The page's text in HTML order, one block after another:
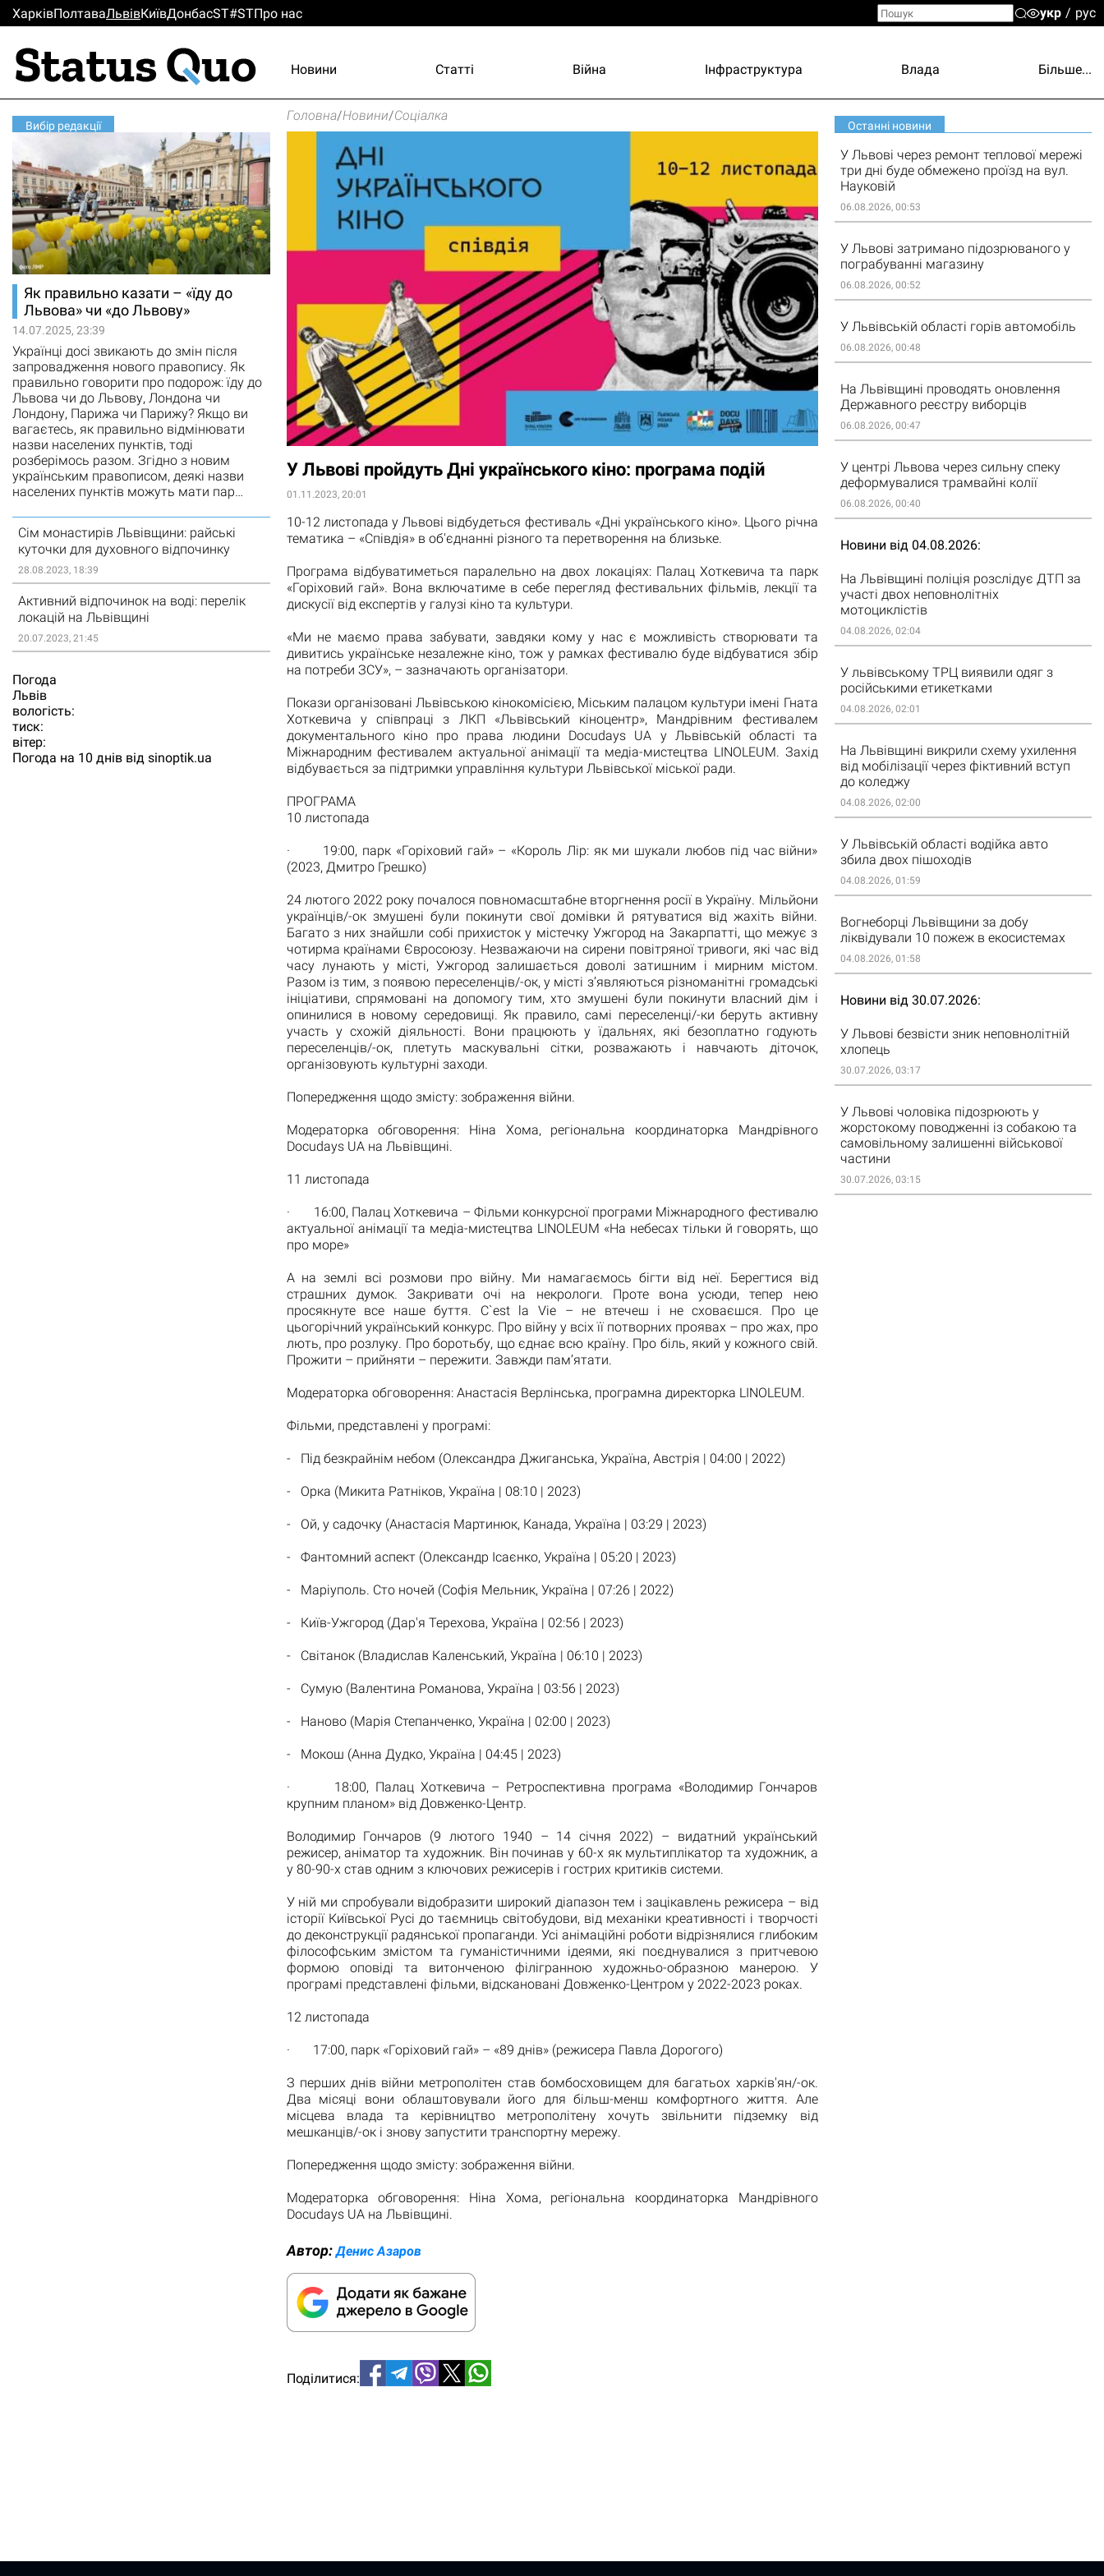
ХарківПолтаваЛьвiвКиïвДонбасST#STПро нас укр рус
Новини Статті Війна Інфраструктура Влада Більше...
Вибір редакції
Як правильно казати – «їду до
Львова» чи «до Львову»
14.07.2025, 23:39
Українці досі звикають до змін після
запровадження нового правопису. Як
правильно говорити про подорож: їду до
Львова чи до Львову, Лондона чи
Лондону, Парижа чи Парижу? Якщо ви
вагаєтесь, як правильно відмінювати
назви населених пунктів, тоді
розберімось разом. Згідно з новим
українським правописом, деякі назви
населених пунктів можуть мати пар…
Сім монастирів Львівщини: райські
куточки для духовного відпочинку
28.08.2023, 18:39
Активний відпочинок на воді: перелік
локацій на Львівщині
20.07.2023, 21:45
Погода
Львiв
вологість:
тиск:
вітер:
Погода на 10 днів від sinoptik.ua
Головна/Новини/Соціалка
У Львові пройдуть Дні українського кіно: програма подій
01.11.2023, 20:01
10-12 листопада у Львові відбудеться фестиваль «Дні українського кіно». Цього річна
тематика – «Співдія» в об'єднанні різного та перетворення на близьке.
Програма відбуватиметься паралельно на двох локаціях: Палац Хоткевича та парк
«Горіховий гай». Вона включатиме в себе перегляд фестивальних фільмів, лекції та
дискусії від експертів у галузі кіно та культури.
«Ми не маємо права забувати, завдяки кому у нас є можливість створювати та
дивитись українське незалежне кіно, тож у рамках фестивалю буде відбуватися збір
на потреби ЗСУ», – зазначають організатори.
Покази організовані Львівською кінокомісією, Міським палацом культури імені Гната
Хоткевича у співпраці з ЛКП «Львівський кіноцентр», Мандрівним фестивалем
документального кіно про права людини Docudays UA у Львівській області та
Міжнародним фестивалем актуальної анімації та медіа-мистецтва LINOLEUM. Захід
відбувається за підтримки управління культури Львівської міської ради.
ПРОГРАМА
10 листопада
· 19:00, парк «Горіховий гай» – «Король Лір: як ми шукали любов під час війни»
(2023, Дмитро Грешко)
24 лютого 2022 року почалося повномасштабне вторгнення росії в Україну. Мільйони
українців/-ок змушені були покинути свої домівки й рятуватися від жахіть війни.
Багато з них знайшли собі прихисток у містечку Ужгород на Закарпатті, що межує з
чотирма країнами Євросоюзу. Незважаючи на сирени повітряної тривоги, які час від
часу лунають у місті, Ужгород залишається доволі затишним і мирним містом.
Разом із тим, з появою переселенців/-ок, у місті з’являються різноманітні громадські
ініціативи, спрямовані на допомогу тим, хто змушені були покинути власний дім і
опинилися в новому середовищі. Як правило, самі переселенці/-ки беруть активну
участь у схожій діяльності. Вони працюють у їдальнях, які безоплатно годують
переселенців/-ок, плетуть маскувальні сітки, розважають і навчають діточок,
організовують культурні заходи.
Попередження щодо змісту: зображення війни.
Модераторка обговорення: Ніна Хома, регіональна координаторка Мандрівного
Docudays UA на Львівщині.
11 листопада
· 16:00, Палац Хоткевича – Фільми конкурсної програми Міжнародного фестивалю
актуальної анімації та медіа-мистецтва LINOLEUM «На небесах тільки й говорять, що
про море»
А на землі всі розмови про війну. Ми намагаємось бігти від неї. Берегтися від
страшних думок. Закривати очі на некрологи. Проте вона усюди, тепер нею
просякнуте все наше буття. C`est la Vie – не втечеш і не сховаєшся. Про це
цьогорічний український конкурс. Про війну у всіх її потворних проявах – про жах, про
лють, про розлуку. Про боротьбу, що єднає всю країну. Про біль, який у кожного свій.
Прожити – прийняти – пережити. Завжди пам’ятати.
Модераторка обговорення: Анастасія Верлінська, програмна директорка LINOLEUM.
Фільми, представлені у програмі:
- Під безкрайнім небом (Олександра Джиганська, Україна, Австрія | 04:00 | 2022)
- Орка (Микита Ратніков, Україна | 08:10 | 2023)
- Ой, у садочку (Анастасія Мартинюк, Канада, Україна | 03:29 | 2023)
- Фантомний аспект (Олександр Ісаєнко, Україна | 05:20 | 2023)
- Маріуполь. Сто ночей (Софія Мельник, Україна | 07:26 | 2022)
- Київ-Ужгород (Дар'я Терехова, Україна | 02:56 | 2023)
- Світанок (Владислав Каленський, Україна | 06:10 | 2023)
- Сумую (Валентина Романова, Україна | 03:56 | 2023)
- Наново (Марія Степанченко, Україна | 02:00 | 2023)
- Мокош (Анна Дудко, Україна | 04:45 | 2023)
· 18:00, Палац Хоткевича – Ретроспективна програма «Володимир Гончаров
крупним планом» від Довженко-Центр.
Володимир Гончаров (9 лютого 1940 – 14 січня 2022) – видатний український
режисер, аніматор та художник. Він починав у 60-х як мультиплікатор та художник, а
у 80-90-х став одним з ключових режисерів і гострих критиків системи.
У ній ми спробували відобразити широкий діапазон тем і зацікавлень режисера – від
історії Київської Русі до таємниць світобудови, від механіки креативності і творчості
до деконструкції радянської пропаганди. Усі анімаційні роботи відрізнялися глибоким
філософським змістом та гуманістичними ідеями, які поєднувалися з притчевою
формою оповіді та витонченою філігранною художньо-образною манерою. У
програмі представлені фільми, відскановані Довженко-Центром у 2022-2023 роках.
12 листопада
· 17:00, парк «Горіховий гай» – «89 днів» (режисера Павла Дорогого)
З перших днів війни метрополітен став бомбосховищем для багатьох харків'ян/-ок.
Два місяці вони облаштовували його для більш-менш комфортного життя. Але
місцева влада та керівництво метрополітену хочуть звільнити підземку від
мешканців/-ок і знову запустити транспортну мережу.
Попередження щодо змісту: зображення війни.
Модераторка обговорення: Ніна Хома, регіональна координаторка Мандрівного
Docudays UA на Львівщині.
Автор:Денис Азаров
Поділитися:
Останні новини
У Львові через ремонт теплової мережі
три дні буде обмежено проїзд на вул.
Науковій
06.08.2026, 00:53
У Львові затримано підозрюваного у
пограбуванні магазину
06.08.2026, 00:52
У Львівській області горів автомобіль
06.08.2026, 00:48
На Львівщині проводять оновлення
Державного реєстру виборців
06.08.2026, 00:47
У центрі Львова через сильну спеку
деформувалися трамвайні колії
06.08.2026, 00:40
Новини від 04.08.2026
На Львівщині поліція розслідує ДТП за
участі двох неповнолітніх
мотоциклістів
04.08.2026, 02:04
У львівському ТРЦ виявили одяг з
російськими етикетками
04.08.2026, 02:01
На Львівщині викрили схему ухилення
від мобілізації через фіктивний вступ
до коледжу
04.08.2026, 02:00
У Львівській області водійка авто
збила двох пішоходів
04.08.2026, 01:59
Вогнеборці Львівщини за добу
ліквідували 10 пожеж в екосистемах
04.08.2026, 01:58
Новини від 30.07.2026
У Львові безвісти зник неповнолітній
хлопець
30.07.2026, 03:17
У Львові чоловіка підозрюють у
жорстокому поводженні із собакою та
самовільному залишенні військової
частини
30.07.2026, 03:15